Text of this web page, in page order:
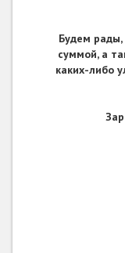
Будем
суммой, а
каких-либо